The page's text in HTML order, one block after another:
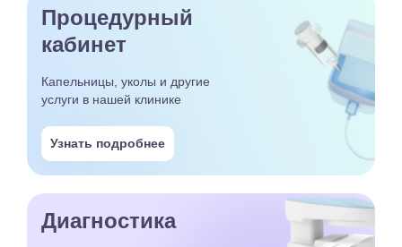
Процедурный
кабинет
Капельницы, уколы и другие
услуги в нашей клинике
Узнать подробнее
Диагностика